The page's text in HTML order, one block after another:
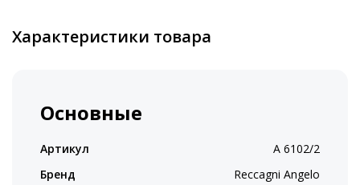
Характеристики товара
Основные
Артикул
A 6102/2
Бренд
Reccagni Angelo